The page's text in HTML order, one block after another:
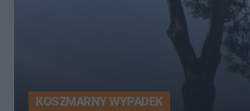
KOSZMARNY WYPADEK